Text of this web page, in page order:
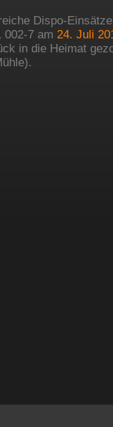
Dispo-
002-7 am 24. Juli
in die Heimat